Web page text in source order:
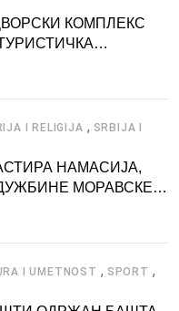
КОМПЛЕКС
I RELIGIJA , SRBIJA I
НАМАСИЈА,
МОРАВСКЕ
I UMETNOST , SPORT ,